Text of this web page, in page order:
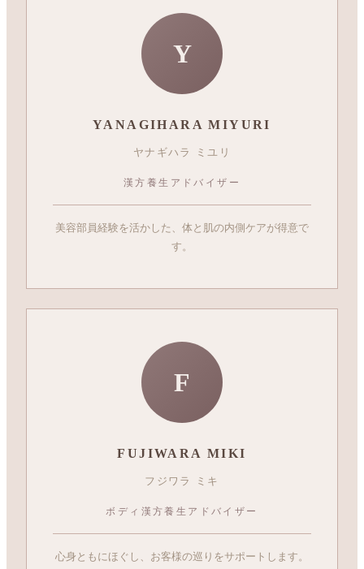
Y
YANAGIHARA MIYURI
ヤナギハラ ミユリ
漢方養生アドバイザー
美容部員経験を活かした、体と肌の内側ケアが得意で
す。
F
FUJIWARA MIKI
フジワラ ミキ
ボディ漢方養生アドバイザー
心身ともにほぐし、お客様の巡りをサポートします。